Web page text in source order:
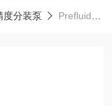
度分装泵 Prefluid普瑞流体大流量蠕动泵